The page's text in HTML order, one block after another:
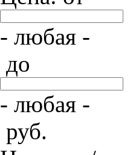
- любая -
до
- любая -
руб.